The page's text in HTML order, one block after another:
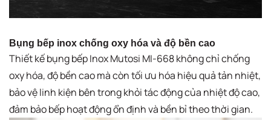
Bụng bếp inox chống oxy hóa và độ bền cao
Thiết kế bụng bếp Inox Mutosi MI-668 không chỉ chống
oxy hóa, độ bền cao mà còn tối ưu hóa hiệu quả tản nhiệt,
bảo vệ linh kiện bên trong khỏi tác động của nhiệt độ cao,
đảm bảo bếp hoạt động ổn định và bền bỉ theo thời gian.